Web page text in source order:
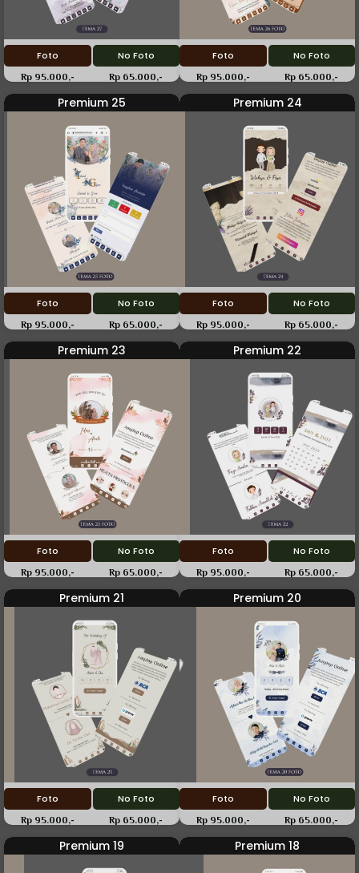
Foto No Foto
Rp 95.000,- Rp 65.000,-
Foto No Foto
Rp 95.000,- Rp 65.000,-
Premium 25
Foto No Foto
Rp 95.000,- Rp 65.000,-
Premium 24
Foto No Foto
Rp 95.000,- Rp 65.000,-
Premium 23
Foto No Foto
Rp 95.000,- Rp 65.000,-
Premium 22
Foto No Foto
Rp 95.000,- Rp 65.000,-
Premium 21
Foto No Foto
Rp 95.000,- Rp 65.000,-
Premium 20
Foto No Foto
Rp 95.000,- Rp 65.000,-
Premium 19 Premium 18